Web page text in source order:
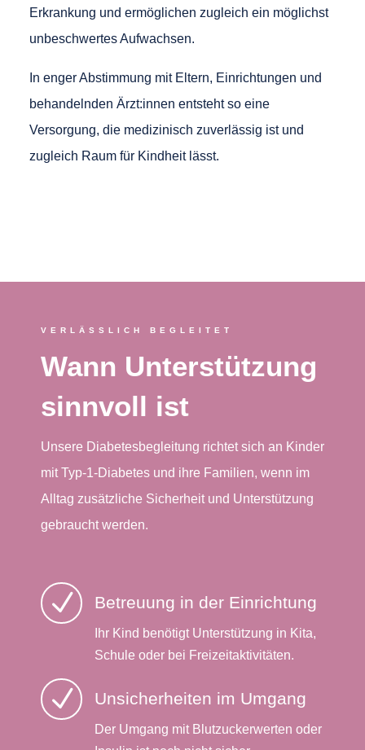
Erkrankung und ermöglichen zugleich ein möglichst
unbeschwertes Aufwachsen.
In enger Abstimmung mit Eltern, Einrichtungen und
behandelnden Ärzt:innen entsteht so eine
Versorgung, die medizinisch zuverlässig ist und
zugleich Raum für Kindheit lässt.
VERLÄSSLICH BEGLEITET
Wann Unterstützung
sinnvoll ist
Unsere Diabetesbegleitung richtet sich an Kinder
mit Typ-1-Diabetes und ihre Familien, wenn im
Alltag zusätzliche Sicherheit und Unterstützung
gebraucht werden.
N Betreuung in der Einrichtung
Ihr Kind benötigt Unterstützung in Kita,
Schule oder bei Freizeitaktivitäten.
N Unsicherheiten im Umgang
Der Umgang mit Blutzuckerwerten oder